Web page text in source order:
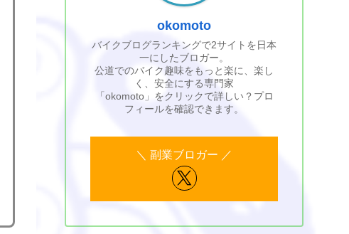
okomoto
バイクブログランキングで2サイトを日本
一にしたブロガー。
公道でのバイク趣味をもっと楽に、楽し
く、安全にする専門家
「okomoto」をクリックで詳しい？プロ
フィールを確認できます。